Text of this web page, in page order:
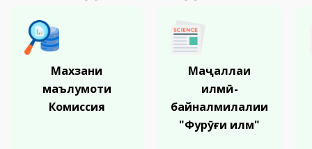
Махзани
маълумоти
Комиссия
Маҷаллаи
байналмилалии
"Фурӯғи илм"